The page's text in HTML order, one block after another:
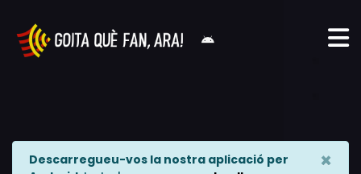
Descarregueu-vos la nostra aplicació per
×